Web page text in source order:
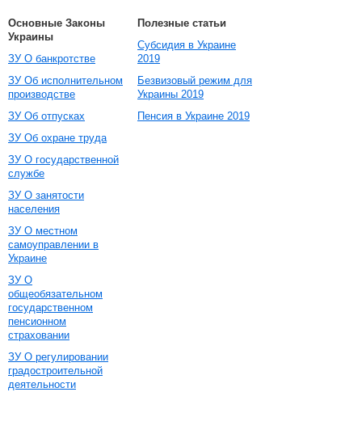
Основные Законы
Украины
ЗУ О банкротстве
ЗУ Об исполнительном
производстве
ЗУ Об отпусках
ЗУ Об охране труда
ЗУ О государственной
службе
ЗУ О занятости
населения
ЗУ О местном
самоуправлении в
Украине
ЗУ О
общеобязательном
государственном
пенсионном
страховании
ЗУ О регулировании
градостроительной
деятельности
Полезные статьи
Субсидия в Украине
2019
Безвизовый режим для
Украины 2019
Пенсия в Украине 2019